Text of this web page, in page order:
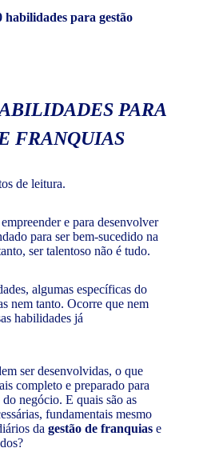
habilidades para gestão
PARA
FRANQUIAS
de leitura.
e para desenvolver
para ser bem-sucedido na
ser talentoso não é tudo.
algumas específicas do
nem tanto. Ocorre que nem
habilidades já
ser desenvolvidas, o que
completo e preparado para
negócio. E quais são as
fundamentais mesmo
da gestão de franquias e